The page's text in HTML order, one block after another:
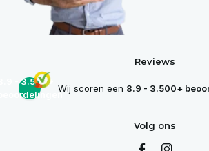
Reviews
- 3.500+
Wij scoren een 8.9 - 3.500+
Volg ons